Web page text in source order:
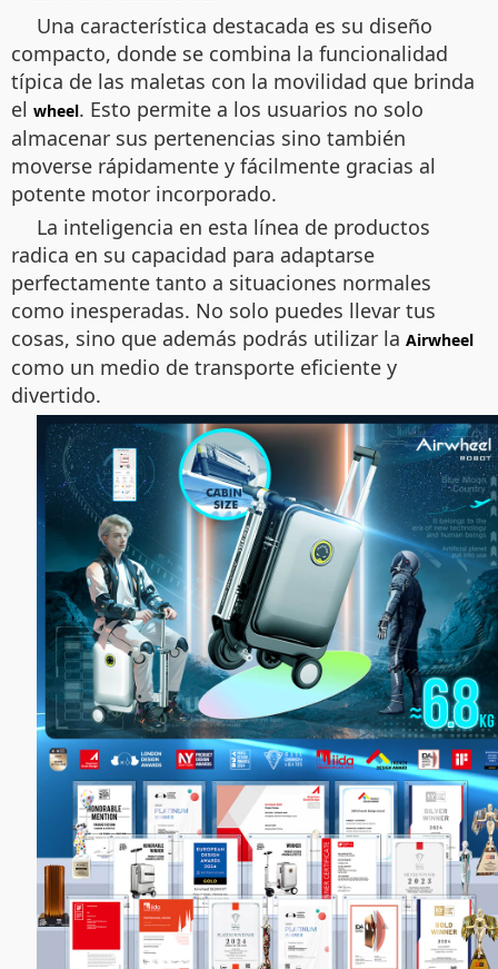
Una característica destacada es su diseño
compacto, donde se combina la funcionalidad
típica de las maletas con la movilidad que brinda
el wheel. Esto permite a los usuarios no solo
almacenar sus pertenencias sino también
moverse rápidamente y fácilmente gracias al
potente motor incorporado.
La inteligencia en esta línea de productos
radica en su capacidad para adaptarse
perfectamente tanto a situaciones normales
como inesperadas. No solo puedes llevar tus
cosas, sino que además podrás utilizar la Airwheel
como un medio de transporte eficiente y
divertido.